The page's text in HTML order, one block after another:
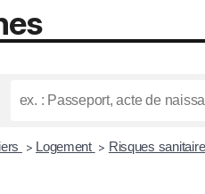
> Logement > Risques